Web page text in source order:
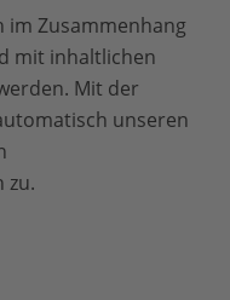
im Zusammenhang
mit inhaltlichen
Mit der
unseren
zu.